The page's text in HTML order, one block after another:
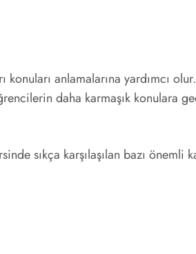
anlamalarına yardımcı
daha karmaşık konulara
sıkça karşılaşılan bazı önemli